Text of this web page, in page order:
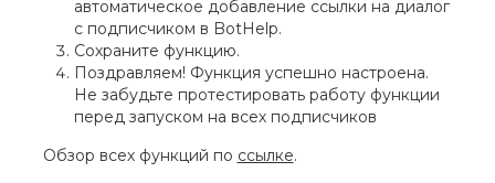
автоматическое добавление ссылки на диалог
с подписчиком в BotHelp.
Сохраните функцию.
Поздравляем! Функция успешно настроена.
Не забудьте протестировать работу функции
перед запуском на всех подписчиков
Обзор всех функций по ссылке.